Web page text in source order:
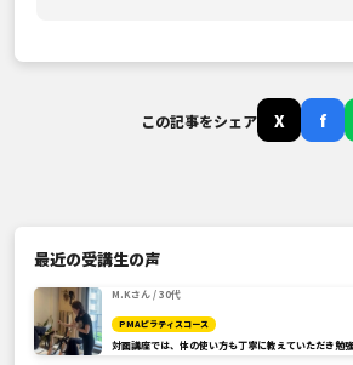
この記事をシェア X f
最近の受講生の声
M.Kさん / 30代
PMAピラティスコース
対面講座では、体の使い方も丁寧に教えていただき勉